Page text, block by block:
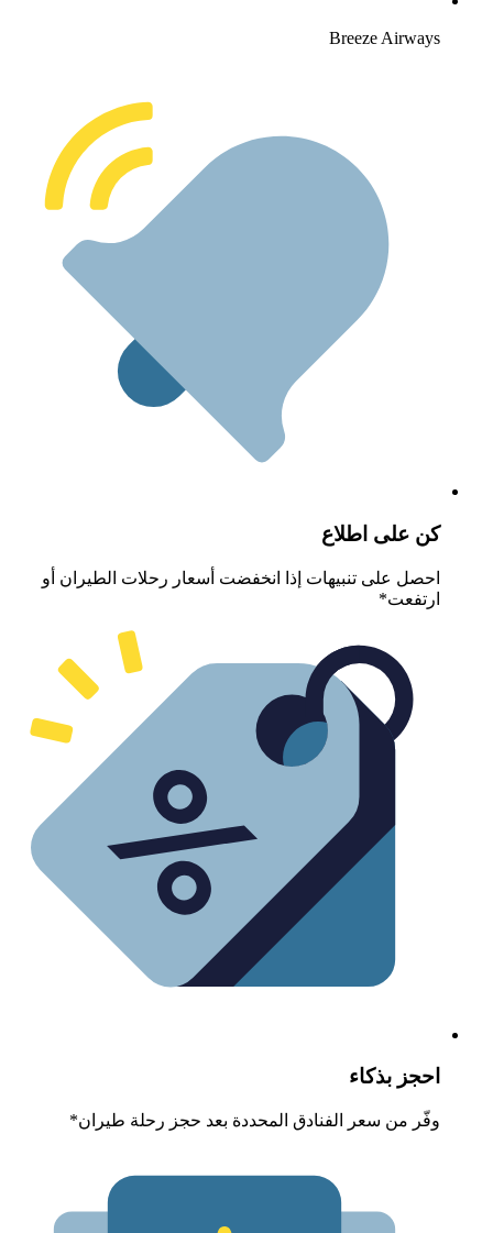
Breeze
على اطلاع
على تنبيهات إذا انخفضت أسعار رحلات الطيران أو
بذكاء
من سعر الفنادق المحددة بعد حجز رحلة طيران*